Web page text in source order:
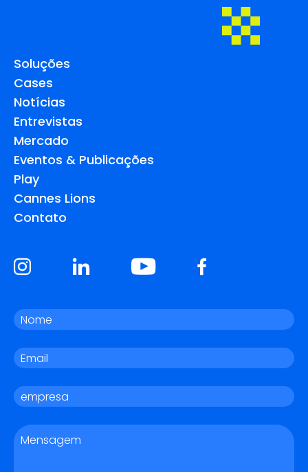
Soluções
Cases
Notícias
Entrevistas
Mercado
Eventos & Publicações
Play
Cannes Lions
Contato